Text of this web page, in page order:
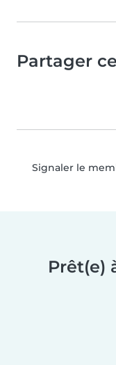
Partager
Signaler le
Prêt(e)